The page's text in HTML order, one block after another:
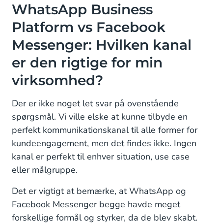
WhatsApp Business
Platform vs Facebook
Messenger: Hvilken kanal
er den rigtige for min
virksomhed?
Der er ikke noget let svar på ovenstående
spørgsmål. Vi ville elske at kunne tilbyde en
perfekt kommunikationskanal til alle former for
kundeengagement, men det findes ikke. Ingen
kanal er perfekt til enhver situation, use case
eller målgruppe.
Det er vigtigt at bemærke, at WhatsApp og
Facebook Messenger begge havde meget
forskellige formål og styrker, da de blev skabt.